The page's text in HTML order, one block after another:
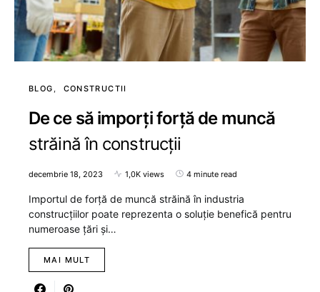
BLOG CONSTRUCTII
De ce să imporți forță de muncă
străină în construcții
decembrie 18, 2023 1,0K views 4 minute read
Importul de forță de muncă străină în industria
construcțiilor poate reprezenta o soluție benefică pentru
numeroase țări și…
MAI MULT